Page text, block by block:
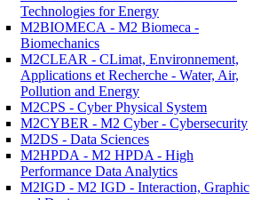
Technologies for Energy
M2BIOMECA - M2 Biomeca -
Biomechanics
M2CLEAR - CLimat, Environnement,
Applications et Recherche - Water, Air,
Pollution and Energy
M2CPS - Cyber Physical System
M2CYBER - M2 Cyber - Cybersecurity
M2DS - Data Sciences
M2HPDA - M2 HPDA - High
Performance Data Analytics
M2IGD - M2 IGD - Interaction, Graphic